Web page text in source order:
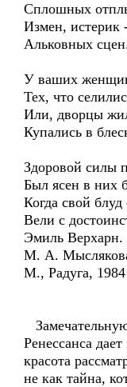
Сплошных
Измен, истерик
Альковных
У ваших
Тех, что
Или, дворцы
Купались в
Здоровой силы
Был ясен в них
Когда свой
Вели с
Эмиль Верхарн.
М. А.
М., Радуга, 1984
Ренессанса
красота
не как тайна,